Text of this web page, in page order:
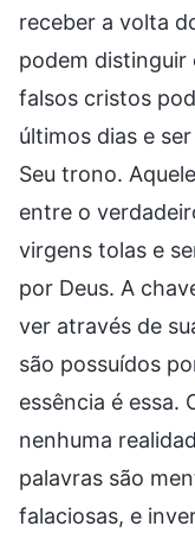
receber a volta
podem distinguir
falsos cristos
últimos dias e
Seu trono.
entre o
virgens tolas e
por Deus. A
ver através de
são possuídos
essência é essa.
nenhuma
palavras são
falaciosas, e